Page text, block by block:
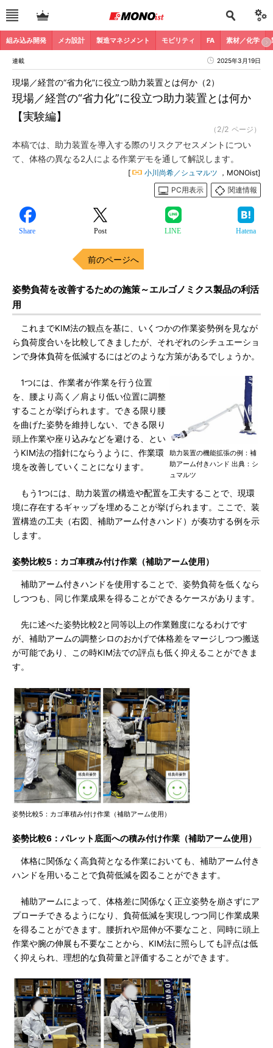
組み込み開発 メカ設計 製造マネジメント モビリティ FA 素材／化学
連載 2025年3月19日
現場／経営の“省力化”に役立つ助力装置とは何か
【実験編】
現場／経営の“省力化”に役立つ助力装置とは何か（2）
（2/2 ページ）
本稿では、助力装置を導入する際のリスクアセスメントについ
て、体格の異なる2人による作業デモを通して解説します。
[ 小川尚希／シュマルツ ，MONOist]
PC用表示
関連情報
Share Post LINE Hatena
前のページへ
姿勢負荷を改善するための施策～エルゴノミクス製品の利活
用
これまでKIM法の観点を基に、いくつかの作業姿勢例を見なが
ら負荷度合いを比較してきましたが、それぞれのシチュエーショ
ンで身体負荷を低減するにはどのような方策があるでしょうか。
助力装置の機能拡張の例：補
助アーム付きハンド 出典：シ
ュマルツ
1つには、作業者が作業を行う位置
を、腰より高く／肩より低い位置に調整
することが挙げられます。できる限り腰
を曲げた姿勢を維持しない、できる限り
頭上作業や座り込みなどを避ける、とい
うKIM法の指針にならうように、作業環
境を改善していくことになります。
もう1つには、助力装置の構造や配置を工夫することで、現環
境に存在するギャップを埋めることが挙げられます。ここで、装
置構造の工夫（右図、補助アーム付きハンド）が奏功する例を示
します。
姿勢比較5：カゴ車積み付け作業（補助アーム使用）
補助アーム付きハンドを使用することで、姿勢負荷を低くなら
しつつも、同じ作業成果を得ることができるケースがあります。
先に述べた姿勢比較2と同等以上の作業難度になるわけです
が、補助アームの調整シロのおかげで体格差をマージしつつ搬送
が可能であり、この時KIM法での評点も低く抑えることができま
す。
姿勢比較5：カゴ車積み付け作業（補助アーム使用）
姿勢比較6：パレット底面への積み付け作業（補助アーム使用）
体格に関係なく高負荷となる作業においても、補助アーム付き
ハンドを用いることで負荷低減を図ることができます。
補助アームによって、体格差に関係なく正立姿勢を崩さずにア
プローチできるようになり、負荷低減を実現しつつ同じ作業成果
を得ることができます。腰折れや屈伸が不要なこと、同時に頭上
作業や腕の伸展も不要なことから、KIM法に照らしても評点は低
く抑えられ、理想的な負荷量と評価することができます。